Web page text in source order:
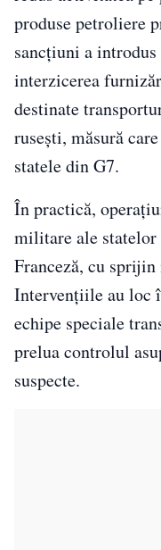
produse petroliere
sancțiuni a
interzicerea
destinate
rusești, măsură
statele din G7.
În practică,
militare ale
Franceză, cu
Intervențiile au loc
echipe speciale
prelua controlul
suspecte.